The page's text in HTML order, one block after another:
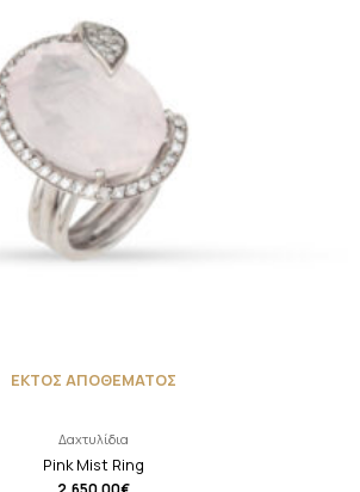
ΕΚΤΟΣ ΑΠΟΘΕΜΑΤΟΣ
Δαχτυλίδια
Pink Mist Ring